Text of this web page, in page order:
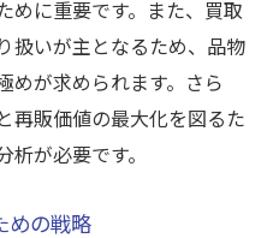
めに重要です。また、買取
扱いが主となるため、品物
めが求められます。さら
再販価値の最大化を図るた
が必要です。
めの戦略